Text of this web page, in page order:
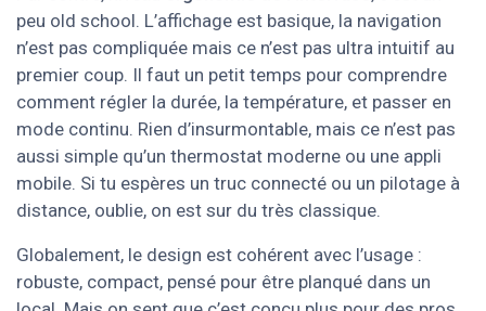
peu old school. L’affichage est basique, la navigation
n’est pas compliquée mais ce n’est pas ultra intuitif au
premier coup. Il faut un petit temps pour comprendre
comment régler la durée, la température, et passer en
mode continu. Rien d’insurmontable, mais ce n’est pas
aussi simple qu’un thermostat moderne ou une appli
mobile. Si tu espères un truc connecté ou un pilotage à
distance, oublie, on est sur du très classique.
Globalement, le design est cohérent avec l’usage :
robuste, compact, pensé pour être planqué dans un